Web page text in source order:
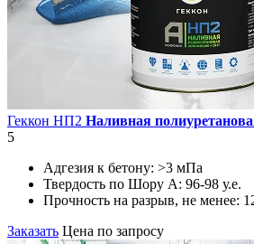
Геккон НП2 Наливная
5
Адгезия к бетону: >3 мПа
Твердость по Шору А: 96-98 у.е.
Прочность на разрыв, не менее:
Заказать Цена по запросу